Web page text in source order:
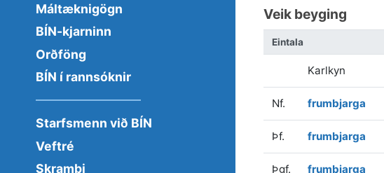
Máltæknigögn
BÍN-kjarninn
Orðföng
BÍN í rannsóknir
Starfsmenn við BÍN
Veftré
Skrambi
Veik beyging
Eintala
Karlkyn
Nf. frumbjarga
Þf. frumbjarga
Þgf. frumbjarga